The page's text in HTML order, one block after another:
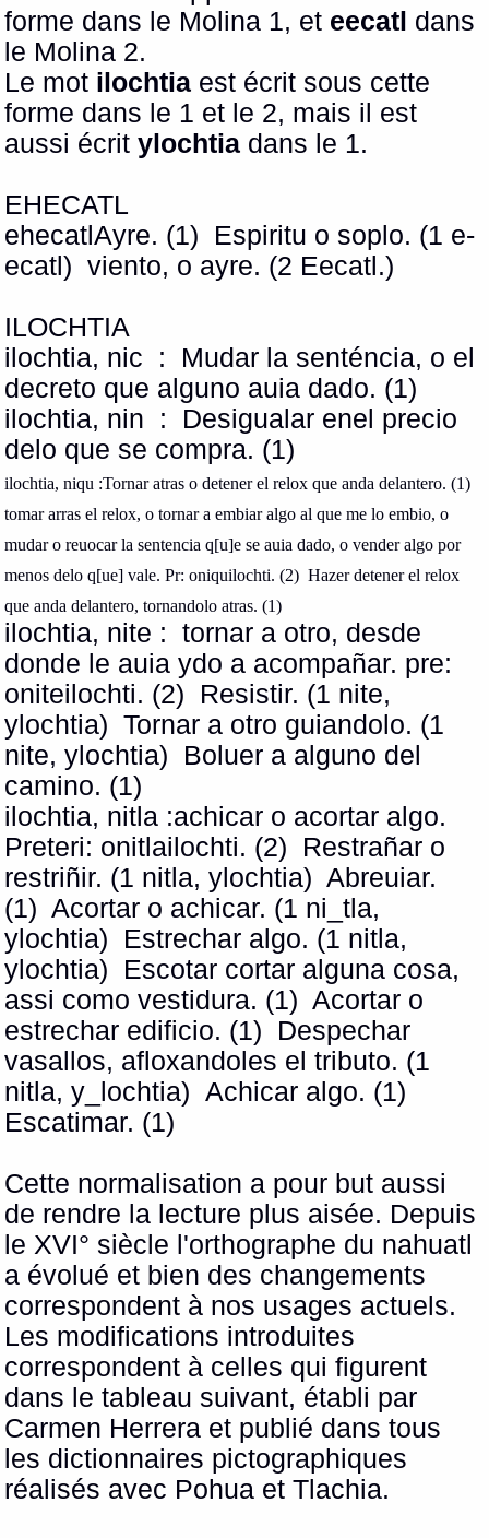
forme dans le Molina 1, et eecatl dans
le Molina 2.
Le mot ilochtia est écrit sous cette
forme dans le 1 et le 2, mais il est
aussi écritylochtia dans le 1.
EHECATL
ehecatlAyre. (1)
Espiritu o soplo. (1 e-
ecatl) viento, o ayre. (2 Eecatl.)
ILOCHTIA
ilochtia, nic
:
Mudar la senténcia, o el
decreto que alguno auia dado. (1)
ilochtia, nin
:
Desigualar enel precio
delo que se compra. (1)
ilochtia, niqu :Tornar atras o detener el relox que anda delantero. (1)
tomar arras el relox, o tornar a embiar algo al que me lo embio, o
mudar o reuocar la sentencia q[u]e se auia dado, o vender algo por
menos delo q[ue] vale. Pr: oniquilochti. (2) Hazer detener el relox
que anda delantero, tornandolo atras. (1)
ilochtia, nite :
tornar a otro, desde
donde le auia ydo a acompañar. pre:
oniteilochti. (2)
Resistir. (1 nite,
ylochtia) Tornar a otro guiandolo. (1
nite, ylochtia)
Boluer a alguno del
camino. (1)
ilochtia, nitla :achicar o acortar algo.
Preteri: onitlailochti. (2)
Restrañar o
restriñir. (1 nitla, ylochtia) Abreuiar.
(1) Acortar o achicar. (1 ni_tla,
ylochtia)
Estrechar algo. (1 nitla,
ylochtia)
Escotar cortar alguna cosa,
assi como vestidura. (1) Acortar o
estrechar edificio. (1)
Despechar
vasallos, afloxandoles el tributo. (1
nitla, y_lochtia) Achicar algo. (1)
Escatimar. (1)
Cette normalisation a pour but aussi
de rendre la lecture plus aisée. Depuis
le XVI° siècle l'orthographe du nahuatl
a évolué et bien des changements
correspondent à nos usages actuels.
Les modifications introduites
correspondent à celles qui figurent
dans le tableau suivant, établi par
Carmen Herrera et publié dans tous
les dictionnaires pictographiques
réalisés avec Pohua et Tlachia.